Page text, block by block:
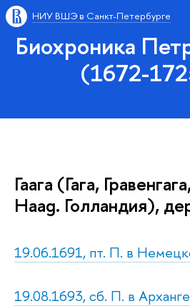
НИУ ВШЭ в Санкт-Петербурге
Биохроника
(1672-
Гаага (Гага,
Haag. Голландия),
19.06.1691, пт. П. в
19.08.1693, сб. П. в